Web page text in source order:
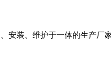
装、维护于一体的生产